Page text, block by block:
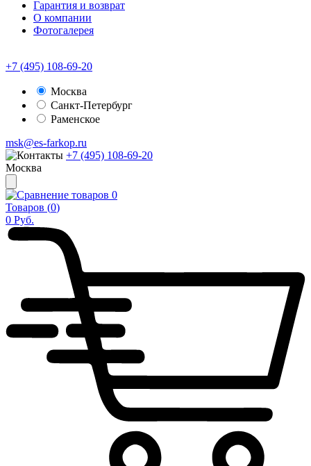
Гарантия и возврат
О компании
Фотогалерея
+7 (495) 108-69-20
Москва
Санкт-Петербург
Раменское
msk@es-farkop.ru
+7 (495) 108-69-20
Москва
0
Товаров (0)
0 Руб.